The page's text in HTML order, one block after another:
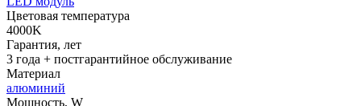
Цветовая температура
4000K
Гарантия, лет
3 года + постгарантийное обслуживание
Материал
алюминий
Мощность, W